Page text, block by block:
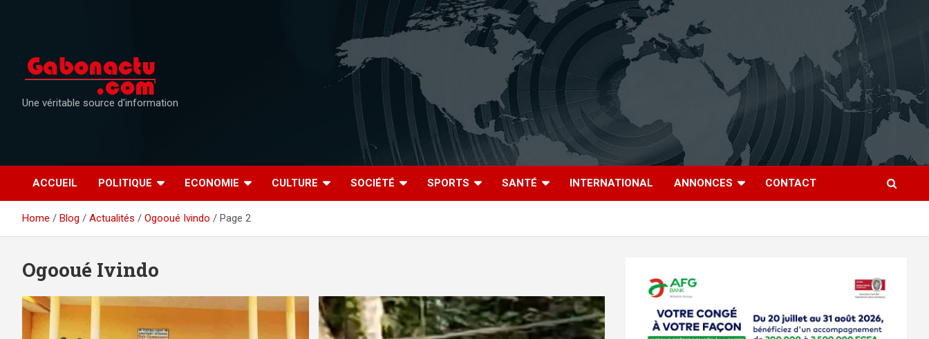
Une véritable source d'information
ACCUEIL POLITIQUE ECONOMIE CULTURE SOCIÉTÉ SPORTS SANTÉ INTERNATIONAL ANNONCES CONTACT
Home Blog Actualités Ogooué Ivindo Page 2
Ogooué Ivindo